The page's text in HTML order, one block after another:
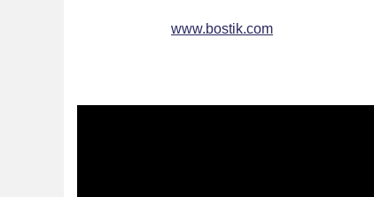
www.bostik.com